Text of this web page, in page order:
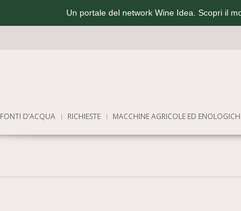
Un portale del network Wine Idea. Scopri il
FONTI D’ACQUA RICHIESTE MACCHINE AGRICOLE ED